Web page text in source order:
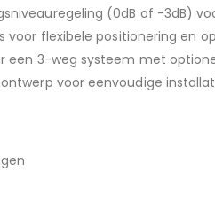
(0dB of -3dB)
voor flexibele positionering en
een 3-weg systeem met
voor eenvoudige